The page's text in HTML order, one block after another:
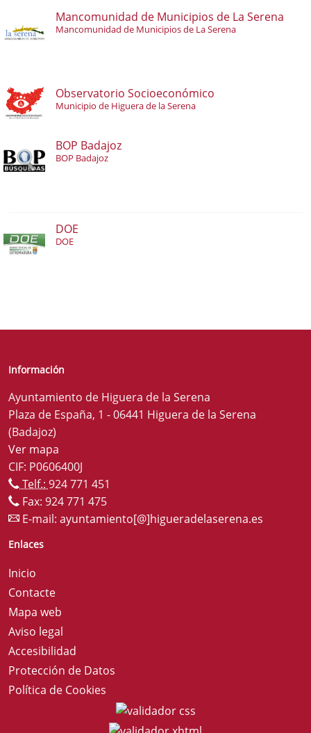
Mancomunidad de Municipios de La Serena
Mancomunidad de Municipios de La Serena
Observatorio Socioeconómico
Municipio de Higuera de la Serena
BOP Badajoz
BOP Badajoz
DOE
DOE
Información
Ayuntamiento de Higuera de la Serena
Plaza de España, 1 - 06441 Higuera de la Serena
(Badajoz)
Ver mapa
CIF: P0606400J
Telf.: 924 771 451
Fax: 924 771 475
E-mail: ayuntamiento[@]higueradelaserena.es
Enlaces
Inicio
Contacte
Mapa web
Aviso legal
Accesibilidad
Protección de Datos
Política de Cookies